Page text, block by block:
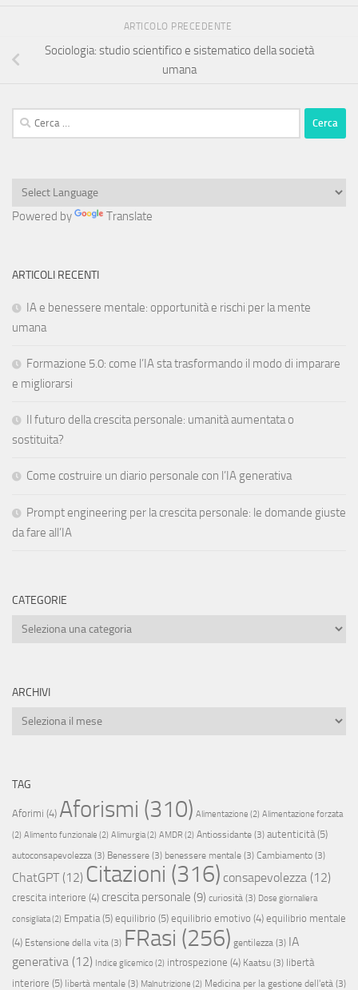
ARTICOLO PRECEDENTE
Sociologia: studio scientifico e sistematico della società
umana
Ricerca
per:
Powered by Translate
ARTICOLI RECENTI
IA e benessere mentale: opportunità e rischi per la mente
umana
Formazione 5.0: come l’IA sta trasformando il modo di imparare
e migliorarsi
Il futuro della crescita personale: umanità aumentata o
sostituita?
Come costruire un diario personale con l’IA generativa
Prompt engineering per la crescita personale: le domande giuste
da fare all’IA
CATEGORIE
Categorie
ARCHIVI
Archivi
TAG
Aforimi (4) Aforismi (310) Alimentazione (2) Alimentazione forzata
(2) Alimento funzionale (2) Alimurgia(2) AMDR (2) Antiossidante (3) autenticità (5)
autoconsapevolezza (3) Benessere (3) benessere mentale (3) Cambiamento (3)
ChatGPT(12) Citazioni (316) consapevolezza (12)
crescita interiore (4) crescita personale (9) curiosità (3) Dose giornaliera
consigliata(2) Empatia (5) equilibrio (5) equilibrio emotivo (4) equilibrio mentale
(4) Estensione della vita (3) FRasi (256) gentilezza (3) IA
generativa (12) Indice glicemico (2) introspezione (4) Kaatsu (3) libertà
interiore (5) libertà mentale (3) Malnutrizione (2) Medicina per la gestione dell'età (3)